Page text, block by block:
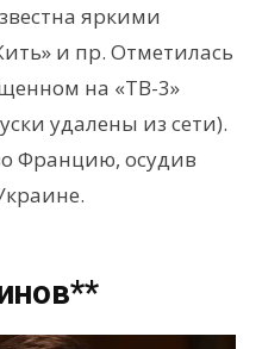
яркими
и пр. Отметилась
на «ТВ-3»
удалены из сети).
Францию, осудив